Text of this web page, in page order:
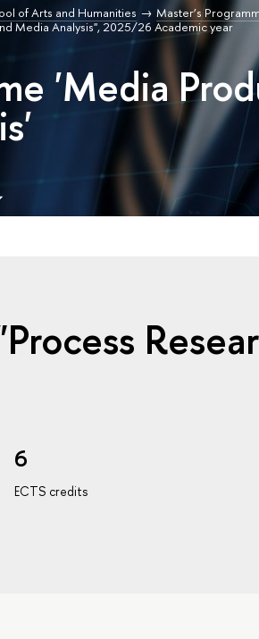
of Arts and Humanities
Master’s
Media Analysis", 2025/26 Academic year
'Media
6
ECTS credits